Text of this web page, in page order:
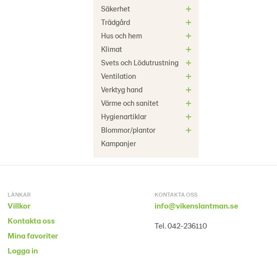
Säkerhet
Trädgård
Hus och hem
Klimat
Svets och Lödutrustning
Ventilation
Verktyg hand
Värme och sanitet
Hygienartiklar
Blommor/plantor
Kampanjer
LÄNKAR
Villkor
Kontakta oss
Mina favoriter
Logga in
KONTAKTA OSS
info@vikenslantman.se
Tel. 042-236110